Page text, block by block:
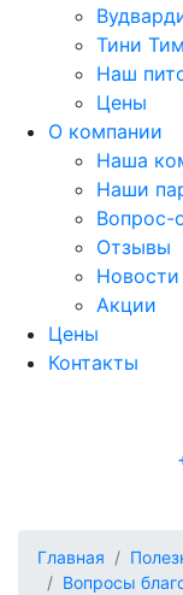
Тини Тим
Наш
Цены
О компании
Наша
Наши
Вопрос-
Отзывы
Новости
Акции
Цены
Контакты
Главная
Вопросы